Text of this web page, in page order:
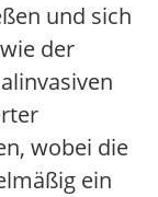
und sich
der
wobei die
ein